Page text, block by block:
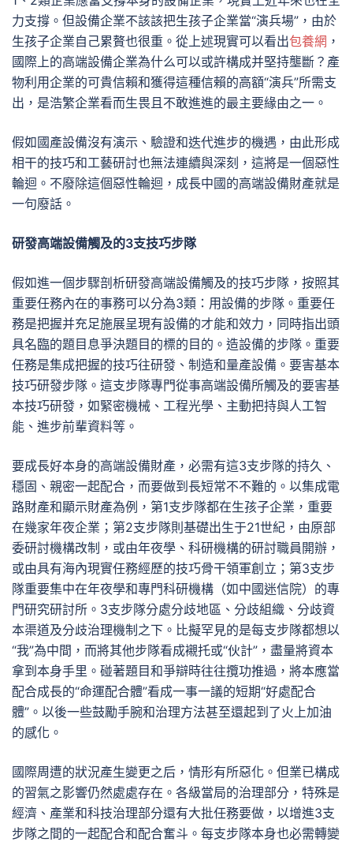
力支撐。但設備企業不該該把生孩子企業當“演兵場”，由於
生孩子企業自己累贅也很重。從上述現實可以看出包養網 ，
國際上的高端設備企業為什么可以或許構成并堅持壟斷？產
物利用企業的可貴信賴和獲得這種信賴的高額“演兵”所需支
出，是浩繁企業看而生畏且不敢進進的最主要緣由之一。
假如國產設備沒有演示、驗證和迭代進步的機遇，由此形成
相干的技巧和工藝研討也無法連續與深刻，這將是一個惡性
輪迴。不廢除這個惡性輪迴，成長中國的高端設備財產就是
一句廢話。
研發高端設備觸及的3支技巧步隊
假如進一個步驟剖析研發高端設備觸及的技巧步隊，按照其
重要任務內在的事務可以分為3類：用設備的步隊。重要任
務是把握并充足施展呈現有設備的才能和效力，同時指出頭
具名臨的題目息爭決題目的標的目的。造設備的步隊。重要
任務是集成把握的技巧往研發、制造和量產設備。要害基本
技巧研發步隊。這支步隊專門從事高端設備所觸及的要害基
本技巧研發，如緊密機械、工程光學、主動把持與人工智
能、進步前輩資料等。
要成長好本身的高端設備財產，必需有這3支步隊的持久、
穩固、親密一起配合，而要做到長短常不不難的。以集成電
路財產和顯示財產為例，第1支步隊都在生孩子企業，重要
在幾家年夜企業；第2支步隊則基礎出生于21世紀，由原部
委研討機構改制，或由年夜學、科研機構的研討職員開辦，
或由具有海內現實任務經歷的技巧骨干領軍創立；第3支步
隊重要集中在年夜學和專門科研機構（如中國迷信院）的專
門研究研討所。3支步隊分處分歧地區、分歧組織、分歧資
本渠道及分歧治理機制之下。比擬罕見的是每支步隊都想以
“我”為中間，而將其他步隊看成襯托或“伙計”，盡量將資本
拿到本身手里。碰著題目和爭辯時往往攬功推過，將本應當
配合成長的“命運配合體”看成一事一議的短期“好處配合
體”。以後一些鼓勵手腕和治理方法甚至還起到了火上加油
的感化。
國際周遭的狀況產生變更之后，情形有所惡化。但業已構成
的習氣之影響仍然處處存在。各級當局的治理部分，特殊是
經濟、產業和科技治理部分還有大批任務要做，以增進3支
步隊之間的一起配合和配合奮斗。每支步隊本身也必需轉變